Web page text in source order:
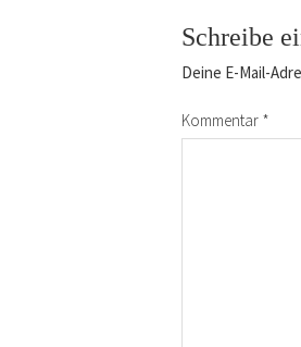
Schreibe
Deine E-Mail-
Kommentar *